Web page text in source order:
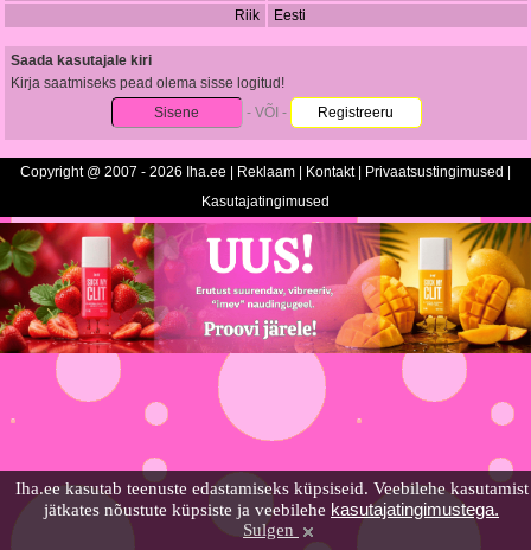
Iha.ee kasutab teenuste edastamiseks küpsiseid. Veebilehe kasutamist
jätkates nõustute küpsiste ja veebilehe kasutajatingimustega.
Sulgen
Riik
Eesti
Saada kasutajale kiri
Kirja saatmiseks pead olema sisse logitud!
Sisene
- VÕI - Registreeru
Copyright @ 2007 - 2026 Iha.ee | Reklaam Kontakt| Privaatsustingimused
Kasutajatingimused